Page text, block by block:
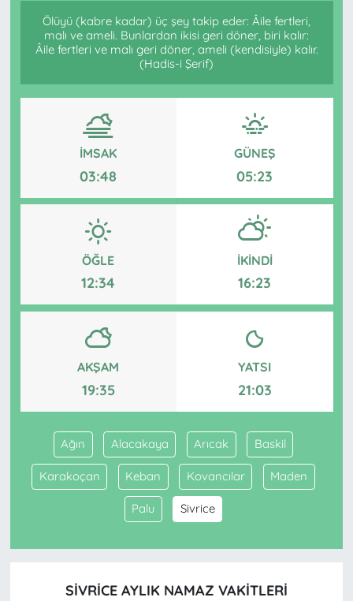
Ölüyü (kabre kadar) üç şey takip eder: Âile fertleri,
malı ve ameli. Bunlardan ikisi geri döner, biri kalır:
Âile fertleri ve malı geri döner, ameli (kendisiyle) kalır.
(Hadis-i Şerif)
İMSAK
03:48
GÜNEŞ
05:23
ÖĞLE
12:34
İKINDI
16:23
AKŞAM
19:35
YATSI
21:03
Ağın Alacakaya Arıcak Baskil
Karakoçan Keban Kovancılar Maden
Palu Sivrice
SIVRICE AYLIK NAMAZ VAKITLERI